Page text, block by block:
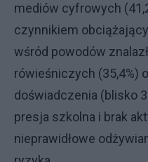
mediów cyfrowych
czynnikiem
wśród powodów
rówieśniczych (35,4%)
doświadczenia (blisko
presja szkolna i brak
nieprawidłowe